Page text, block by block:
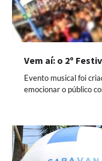
Vem aí: o 2º
Evento musical foi
emocionar o público